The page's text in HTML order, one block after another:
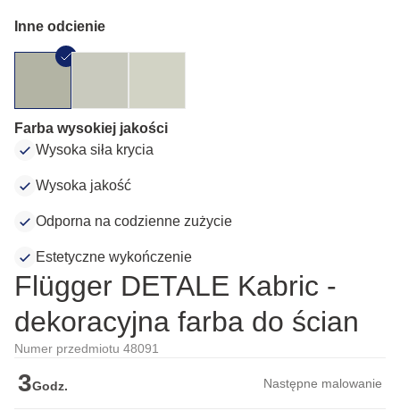
Inne odcienie
Farba wysokiej jakości
Wysoka siła krycia
Wysoka jakość
Odporna na codzienne zużycie
Estetyczne wykończenie
Flügger DETALE Kabric -
dekoracyjna farba do ścian
Numer przedmiotu 48091
3Godz. Następne malowanie